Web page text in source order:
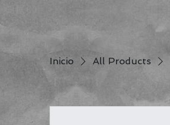
Inicio All Products